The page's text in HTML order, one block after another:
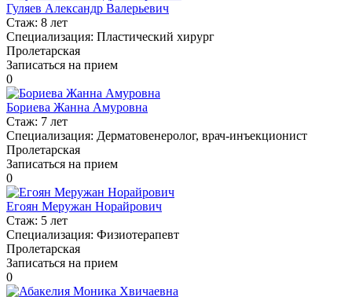
Гуляев Александр Валерьевич
Стаж: 8 лет
Специализация: Пластический хирург
Пролетарская
Записаться на прием
0
Бориева Жанна Амуровна
Стаж: 7 лет
Специализация: Дерматовенеролог, врач-инъекционист
Пролетарская
Записаться на прием
0
Егоян Меружан Норайрович
Стаж: 5 лет
Специализация: Физиотерапевт
Пролетарская
Записаться на прием
0